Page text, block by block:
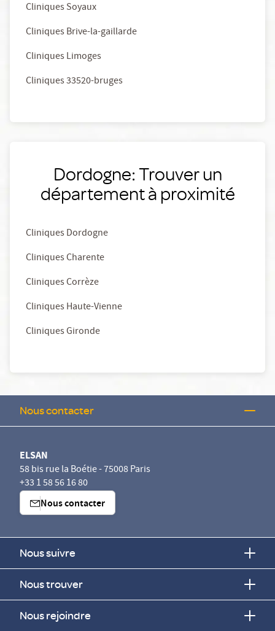
Cliniques Soyaux
Cliniques Brive-la-gaillarde
Cliniques Limoges
Cliniques 33520-bruges
Dordogne: Trouver un
département à proximité
Cliniques Dordogne
Cliniques Charente
Cliniques Corrèze
Cliniques Haute-Vienne
Cliniques Gironde
Nous contacter
ELSAN
58 bis rue la Boétie - 75008 Paris
+33 1 58 56 16 80
Nous contacter
Nous suivre
Nous trouver
Nous rejoindre